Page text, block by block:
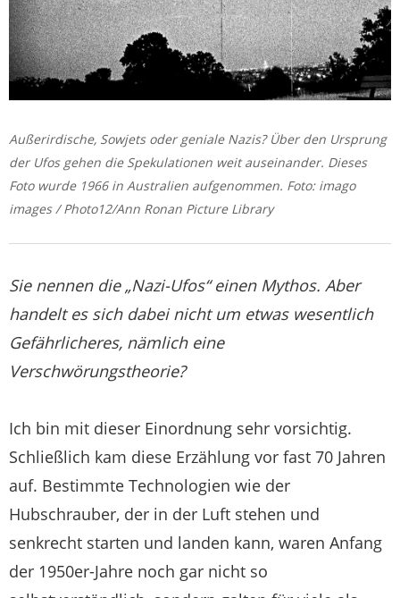
Außerirdische, Sowjets oder geniale Nazis? Über den Ursprung
der Ufos gehen die Spekulationen weit auseinander. Dieses
Foto wurde 1966 in Australien aufgenommen. Foto: imago
images / Photo12/Ann Ronan Picture Library
Sie nennen die „Nazi-Ufos“ einen Mythos. Aber
handelt es sich dabei nicht um etwas wesentlich
Gefährlicheres, nämlich eine
Verschwörungstheorie?
Ich bin mit dieser Einordnung sehr vorsichtig.
Schließlich kam diese Erzählung vor fast 70 Jahren
auf. Bestimmte Technologien wie der
Hubschrauber, der in der Luft stehen und
senkrecht starten und landen kann, waren Anfang
der 1950er-Jahre noch gar nicht so